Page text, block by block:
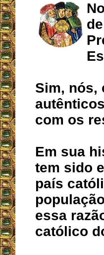
Sim, nós,
com os
Em sua
tem sido
país
essa
católico